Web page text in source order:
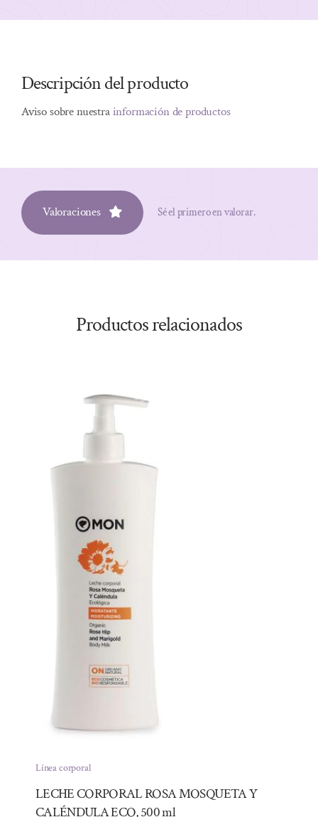
Descripción del producto
Aviso sobre nuestrainformación de productos
Valoraciones Sé el primero en valorar.
Productos relacionados
Línea corporal
LECHE CORPORAL ROSA MOSQUETA Y
CALÉNDULA ECO, 500 ml